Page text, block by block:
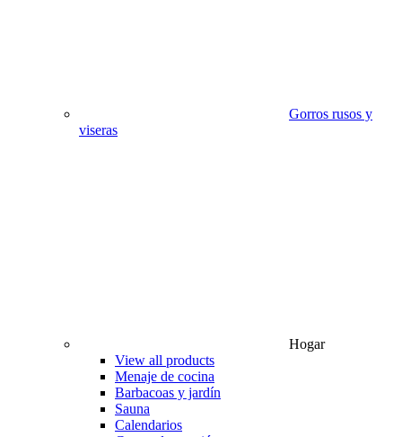
Gorros rusos y
viseras
Hogar
View all products
Menaje de cocina
Barbacoas y jardín
Sauna
Calendarios